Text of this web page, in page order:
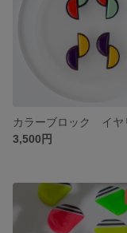
3,500円